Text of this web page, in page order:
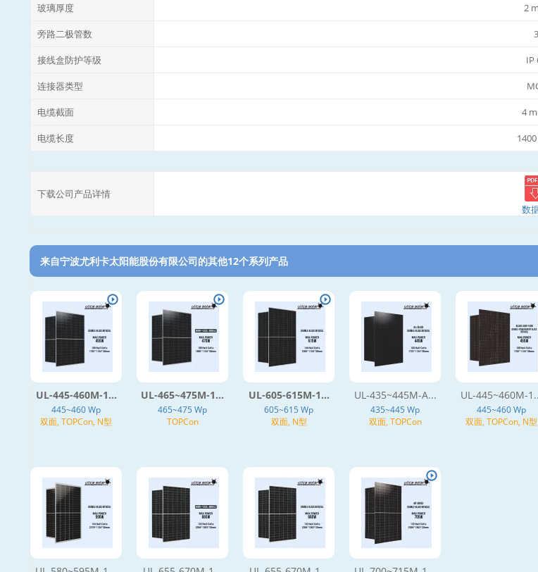
玻璃厚度 2
旁路二极管数 3
接线盒防护等级 IP
连接器类型
电缆截面 4
电缆长度
下载公司产品详情
数
来自宁波尤利卡太阳能股份有限公司的其他12个系列产品‎
UL-445-460M-1...
445~460 Wp
双面, TOPCon, N型
UL-465~475M-1...
465~475 Wp
TOPCon
UL-605-615M-1...
605~615 Wp
双面, N型
UL-435~445M-A...
435~445 Wp
双面, TOPCon
UL-445~460M-
445~460 Wp
双面, TOPCon, N型